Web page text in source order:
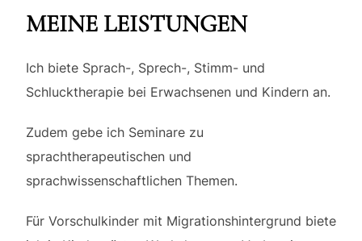
MEINE LEISTUNGEN
Ich biete Sprach-, Sprech-, Stimm- und
Schlucktherapie bei Erwachsenen und Kindern an.
Zudem gebe ich Seminare zu
sprachtherapeutischen und
sprachwissenschaftlichen Themen.
Für Vorschulkinder mit Migrationshintergrund biete